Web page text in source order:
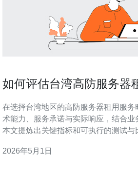
如何评估台湾高防服务器
在选择台湾地区的高防服务器租用服务
术能力、服务承诺与实际响应，结合业
本文提炼出关键指标和可执行的测试与
应该评估多少项服务指标？ 评估时至少
2026年5月1日